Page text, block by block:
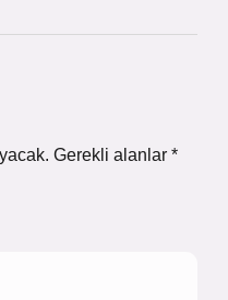
Gerekli alanlar *